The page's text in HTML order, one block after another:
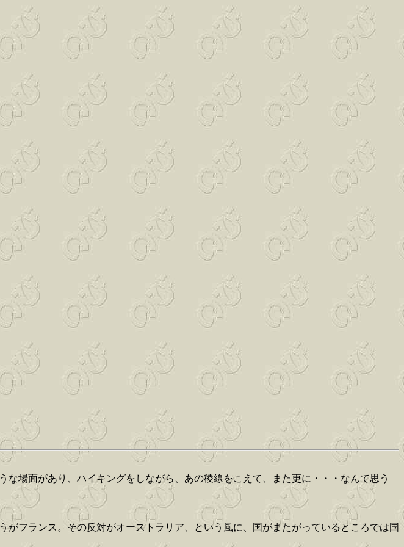
場面があり、ハイキングをしながら、あの稜線をこえて、また更に・・・なんて思う
フランス。その反対がオーストラリア、という風に、国がまたがっているところでは国